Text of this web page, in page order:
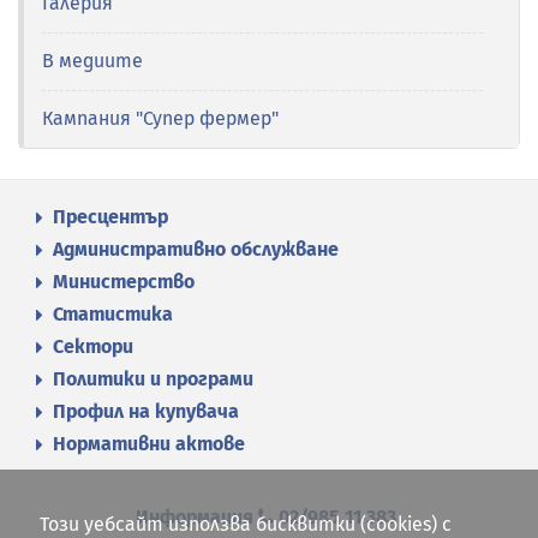
В медиите
Кампания "Супер фермер"
Пресцентър
Административно обслужване
Министерство
Статистика
Сектори
Политики и програми
Профил на купувача
Нормативни актове
Информация 02/985 11 383
Този уебсайт използва бисквитки (cookies) с